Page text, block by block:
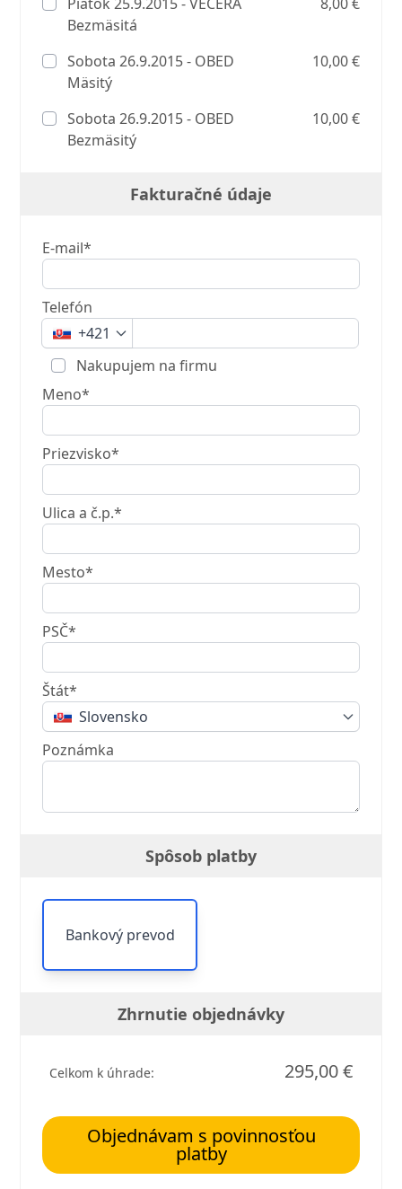
Bezmäsitá
Sobota 26.9.2015 - OBED
Mäsitý
10,00 €
Sobota 26.9.2015 - OBED
Bezmäsitý
10,00 €
Fakturačné údaje
E-mail*
Telefón
+421
Nakupujem na firmu
Meno*
Priezvisko*
Ulica a č.p.*
Mesto*
PSČ*
Štát*
Slovensko
Poznámka
Spôsob platby
Bankový prevod
Zhrnutie objednávky
Celkom k úhrade: 295,00 €
Objednávam s povinnosťou
platby